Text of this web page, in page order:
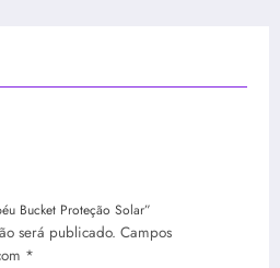
Bucket Proteção Solar”
será publicado. Campos
*